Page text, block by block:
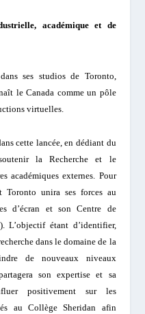
académique et de
ses studios de Toronto,
le Canada comme un pôle
virtuelles.
cette lancée, en dédiant du
la Recherche et le
académiques externes. Pour
Toronto unira ses forces au
d’écran et son Centre de
L’objectif étant d’identifier,
dans le domaine de la
de nouveaux niveaux
son expertise et sa
positivement sur les
au Collège Sheridan afin